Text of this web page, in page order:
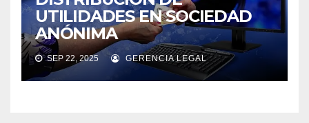
UTILIDADES EN SOCIEDAD
ANÓNIMA
SEP 22, 2025 GERENCIA LEGAL